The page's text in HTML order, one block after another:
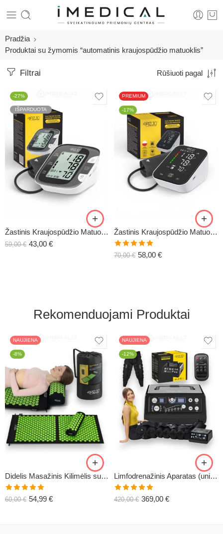
Pradžia
Produktai su žymomis “automatinis kraujospūdžio matuoklis”
Filtrai Rūšiuoti pagal
-27%
IŠPARDUOTA
Žastinis Kraujospūdžio Matuoklis PRO
59,00€ 43,00 €
PREMIUM
-17%
Žastinis Kraujospūdžio Matuoklis ULTRA
Įvertinimas:
70,00€ 58,00 €
Rekomenduojami Produktai
NAUJIENA
-8%
Didelis Masažinis Kilimėlis su Pagalve XL-CLASSIC1
Įvertinimas:
5.00
60,00€ 54,99 €
NAUJIENA
-12%
Limfodrenažinis Aparatas (universalus) C6
Įvertinimas:
5.00
420,00€ 369,00 €